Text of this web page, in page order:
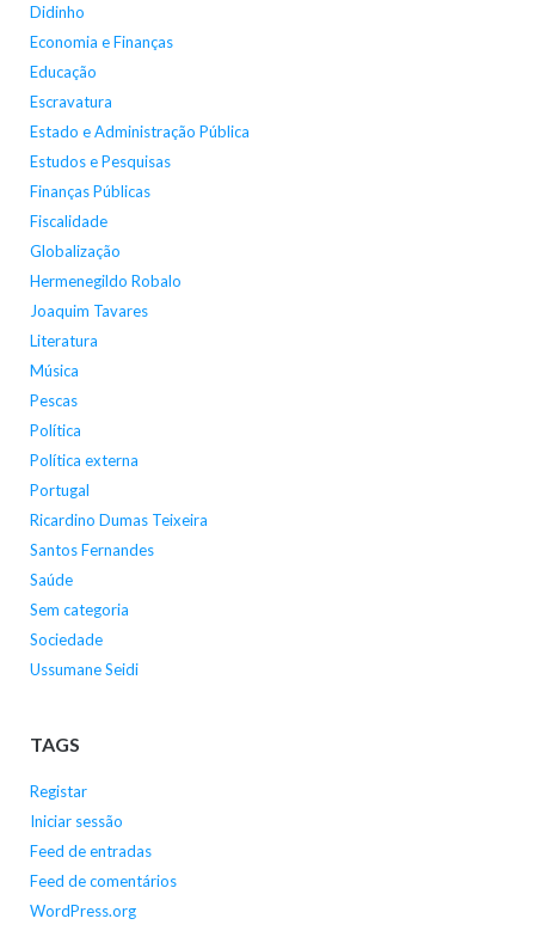
Didinho
Economia e Finanças
Educação
Escravatura
Estado e Administração Pública
Estudos e Pesquisas
Finanças Públicas
Fiscalidade
Globalização
Hermenegildo Robalo
Joaquim Tavares
Literatura
Música
Pescas
Política
Política externa
Portugal
Ricardino Dumas Teixeira
Santos Fernandes
Saúde
Sem categoria
Sociedade
Ussumane Seidi
TAGS
Registar
Iniciar sessão
Feed de entradas
Feed de comentários
WordPress.org